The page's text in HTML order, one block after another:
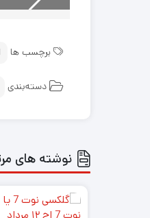
برچسب ها
دسته‌بندی
نوشته های